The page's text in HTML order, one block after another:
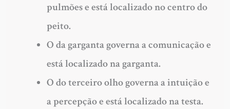
pulmões e está localizado no centro do
peito.
O da garganta governa a comunicação e
está localizado na garganta.
O doterceiro olhogoverna a intuição e
a percepção e está localizado na testa.